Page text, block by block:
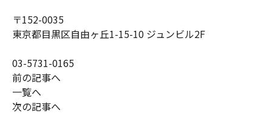
〒152-0035
東京都目黒区自由ヶ丘1-15-10 ジュンビル2F
03-5731-0165
前の記事へ
一覧へ
次の記事へ